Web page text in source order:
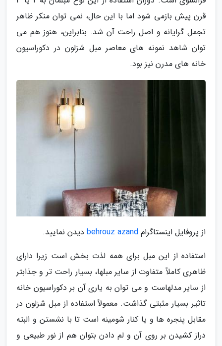
قرن پیش بازمی شود اما با این حال، نمی توان منکر ظاهر
تجمل گرایانه و اصل راحت آن شد. بنابراین، هنوز هم می
توان شاهد نمونه های معاصر مبل شزلون در دکوراسیون
خانه های مدرن نیز بود.
از پروفایل اینستاگرام behrouz azand دیدن نمایید.
استفاده از این مبل برای همه لذت بخش است زیرا دارای
ظاهری کاملاً متفاوت از سایر مبلها، بسیار راحت تر و جذابتر
از سایر مدلهاست و می توان به یاری آن بر دکوراسیون خانه
تاثیر بسیار مثبتی گذاشت. معمولاً استفاده از مبل شزلون در
مقابل پنجره ها و یا کنار شومینه است تا با نشستن و البته
دراز کشیدن بر روی آن و لم دادن بتوان هم از نور طبیعی و